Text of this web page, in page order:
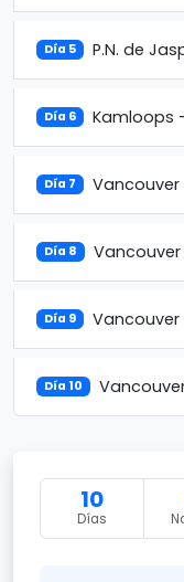
Día 5 P.N. de
Día 6 Kamloops
Día 7 Vancouver
Día 8
Día 9
Día 10
10
Días